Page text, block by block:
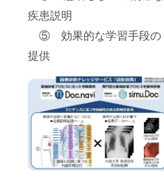
疾患説明
⑤ 効果的な学習手段の
提供